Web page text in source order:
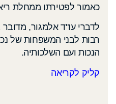
כאמור לפטירתו ממחלת
לדברי עו"ד אלמגור,
רבות לבני המשפחות של
הנכות ועם השלכותיה.
קליק לקריאה